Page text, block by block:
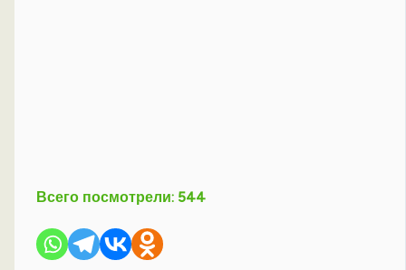
Всего посмотрели: 544